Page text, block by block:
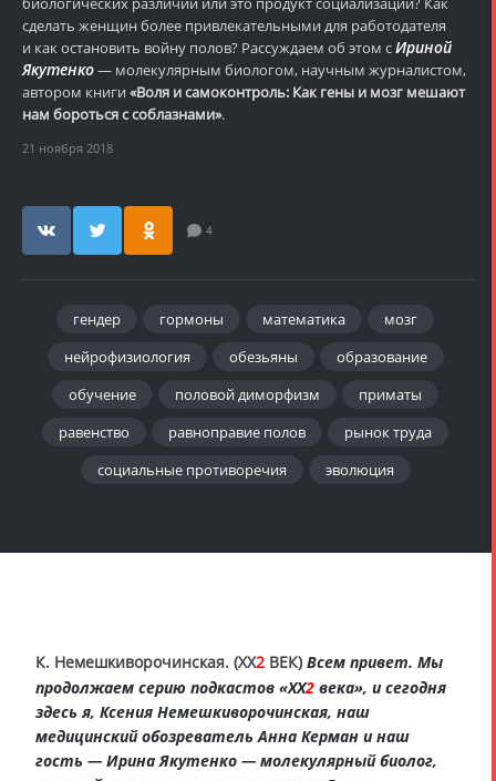
сделать женщин более привлекательными для работодателя
и как остановить войну полов? Рассуждаем об этом сИриной
Якутенко— молекулярным биологом, научным журналистом,
автором книги «Воля и самоконтроль: Как гены и мозг мешают
нам бороться с соблазнами».
21 ноября 2018
4
гендер гормоны математика
мозг
нейрофизиология
обезьяны
образование
обучение
половой диморфизм
приматы
равенство
равноправие полов
рынок труда
социальные противоречия
эволюция
К. Немешкиворочинская. (XX2 ВЕК) Всем привет. Мы
продолжаем серию подкастов «XX2 века», и сегодня
здесь я, Ксения Немешкиворочинская, наш
медицинский обозреватель Анна Керман и наш
гость — Ирина Якутенко — молекулярный биолог,